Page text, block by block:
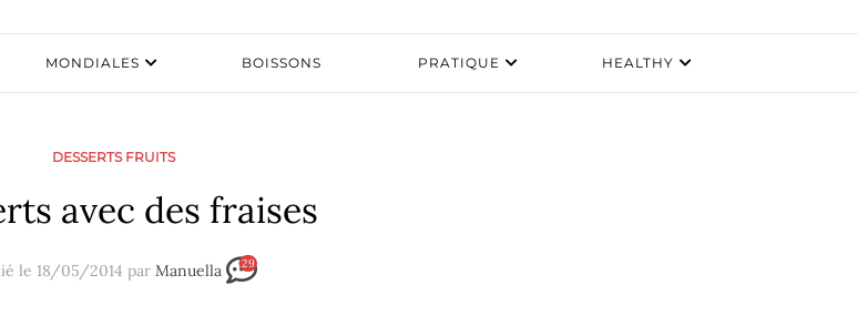
MONDIALES BOISSONS PRATIQUE HEALTHY
DESSERTS FRUITS
avec des fraises
le 18/05/2014 par Manuella 29